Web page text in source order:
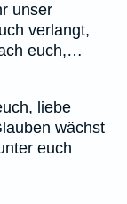
unser
verlangt,
euch,…
liebe
wächst
euch